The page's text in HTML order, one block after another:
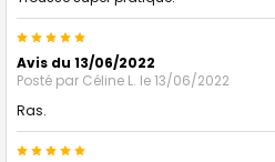
5
Avis du 13/06/2022
Posté par Céline L. le 13/06/2022
Ras.
5